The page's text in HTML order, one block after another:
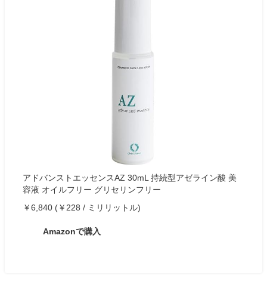
アドバンストエッセンスAZ 30mL 持続型アゼライン酸 美
容液 オイルフリー グリセリンフリー
￥6,840 (￥228 / ミリリットル)
Amazonで購入